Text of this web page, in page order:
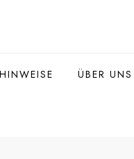
ÜBER UNS